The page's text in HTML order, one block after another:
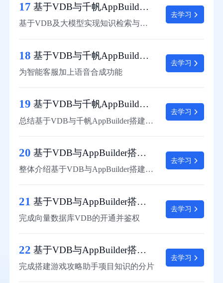
17 基于VDB与千帆AppBuilder搭建企业智能客服：知识检索与问答
基于VDB及大模型实现知识检索与问答
去学习
18 基于VDB与千帆AppBuilder搭建企业智能客服：语音合成
为智能客服加上语音合成功能
去学习
19 基于VDB与千帆AppBuilder搭建企业智能客服：总结
总结基于VDB与千帆AppBuilder搭建企业智能客服项目的实现过程
去学习
20 基于VDB与AppBuilder搭建游戏攻略助手项目概述
整体介绍基于VDB与AppBuilder搭建游戏攻略助手项目的功能及背景意义
去学习
21 基于VDB与AppBuilder搭建游戏攻略助手：准备阶段
完成向量数据库VDB的开通并鉴权
去学习
22 基于VDB与AppBuilder搭建游戏攻略助手：知识分片
完成搭建游戏攻略助手项目知识的分片
去学习